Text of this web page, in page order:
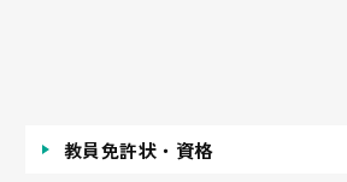
教員免許状・資格